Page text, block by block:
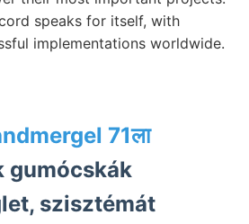
speaks for itself, with
implementations worldwide.
71ला
gumócskák
szisztémát